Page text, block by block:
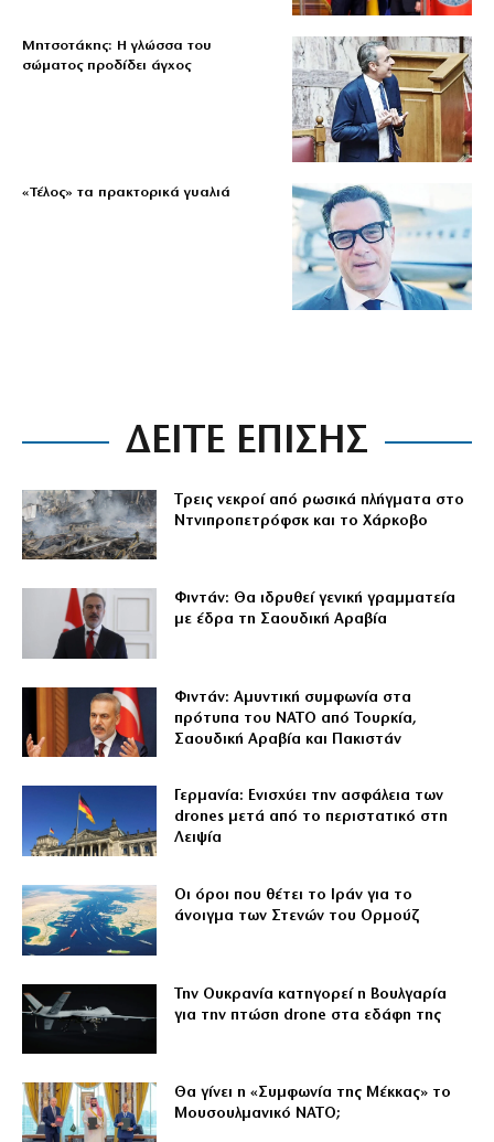
Μητσοτάκης: Η γλώσσα του
σώματος προδίδει άγχος
«Τέλος» τα πρακτορικά γυαλιά
ΔΕΙΤΕ ΕΠΙΣΗΣ
Tρεις νεκροί από ρωσικά πλήγματα στο
Ντνιπροπετρόφσκ και το Χάρκοβο
Φιντάν: Θα ιδρυθεί γενική γραμματεία
με έδρα τη Σαουδική Αραβία
Φιντάν: Αμυντική συμφωνία στα
πρότυπα του ΝΑΤΟ από Τουρκία,
Σαουδική Αραβία και Πακιστάν
Γερμανία: Ενισχύει την ασφάλεια των
drones μετά από το περιστατικό στη
Λειψία
Οι όροι που θέτει το Ιράν για το
άνοιγμα των Στενών του Ορμούζ
Την Ουκρανία κατηγορεί η Βουλγαρία
για την πτώση drone στα εδάφη της
Θα γίνει η «Συμφωνία της Μέκκας» το
Μουσουλμανικό ΝΑΤΟ;